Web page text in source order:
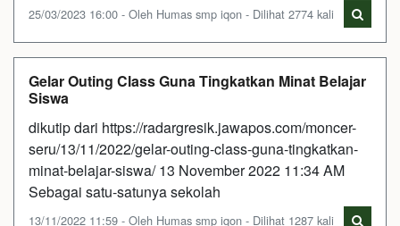
25/03/2023 16:00 - Oleh Humas smp iqon - Dilihat 2774 kali
Gelar Outing Class Guna Tingkatkan Minat Belajar
Siswa
dikutip dari https://radargresik.jawapos.com/moncer-
seru/13/11/2022/gelar-outing-class-guna-tingkatkan-
minat-belajar-siswa/ 13 November 2022 11:34 AM
Sebagai satu-satunya sekolah
13/11/2022 11:59 - Oleh Humas smp iqon - Dilihat 1287 kali